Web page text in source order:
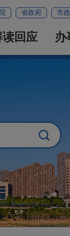
省政府 市
读回应 办